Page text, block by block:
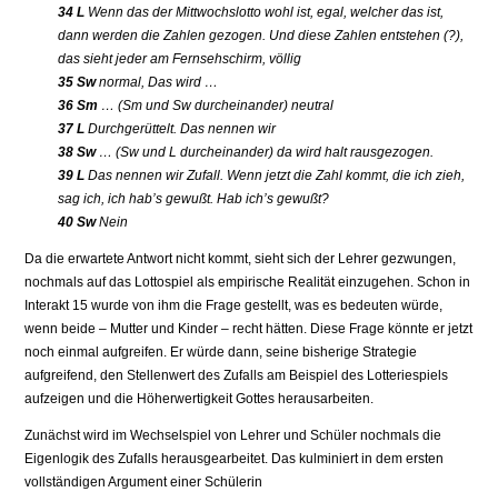
34 L Wenn das der Mittwochslotto wohl ist, egal, welcher das ist,
dann werden die Zahlen gezogen. Und diese Zahlen entstehen (?),
das sieht jeder am Fernsehschirm, völlig
35 Swnormal, Das wird …
36 Sm … (Sm und Sw durcheinander) neutral
37 L Durchgerüttelt. Das nennen wir
38 Sw… (Sw und L durcheinander) da wird halt rausgezogen.
39 L Das nennen wir Zufall. Wenn jetzt die Zahl kommt, die ich zieh,
sag ich, ich hab’s gewußt. Hab ich’s gewußt?
40 SwNein
Da die erwartete Antwort nicht kommt, sieht sich der Lehrer gezwungen,
nochmals auf das Lottospiel als empirische Realität einzugehen. Schon in
Interakt 15 wurde von ihm die Frage gestellt, was es bedeuten würde,
wenn beide – Mutter und Kinder – recht hätten. Diese Frage könnte er jetzt
noch einmal aufgreifen. Er würde dann, seine bisherige Strategie
aufgreifend, den Stellenwert des Zufalls am Beispiel des Lotteriespiels
aufzeigen und die Höherwertigkeit Gottes herausarbeiten.
Zunächst wird im Wechselspiel von Lehrer und Schüler nochmals die
Eigenlogik des Zufalls herausgearbeitet. Das kulminiert in dem ersten
vollständigen Argument einer Schülerin